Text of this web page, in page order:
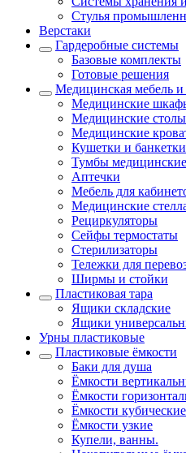
Стулья
Верстаки
Гардеробные системы
Базовые комплекты
Готовые решения
Медицинская мебель и
Медицинские
Медицинские столы
Медицинские
Кушетки и
Тумбы
Аптечки
Мебель для
Медицинские
Рециркуляторы
Сейфы термостаты
Стерилизаторы
Тележки для
Ширмы и стойки
Пластиковая тара
Ящики складские
Ящики
Урны пластиковые
Пластиковые ёмкости
Баки для душа
Ёмкости
Ёмкости
Ёмкости кубические
Ёмкости узкие
Купели, ванны.